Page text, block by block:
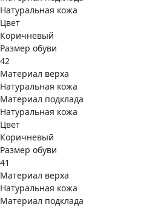
Натуральная кожа
Цвет
Коричневый
Размер обуви
42
Материал верха
Натуральная кожа
Материал подклада
Натуральная кожа
Цвет
Коричневый
Размер обуви
41
Материал верха
Натуральная кожа
Материал подклада